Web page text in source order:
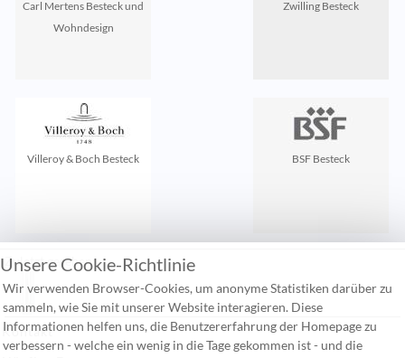
Carl Mertens Besteck und
Wohndesign
Zwilling Besteck
Villeroy & Boch Besteck BSF Besteck
Zuletzt gesehen:
Kontakt
Unsere Cookie-Richtlinie
Wir verwenden Browser-Cookies, um anonyme Statistiken darüber zu
sammeln, wie Sie mit unserer Website interagieren. Diese
Informationen helfen uns, die Benutzererfahrung der Homepage zu
verbessern - welche ein wenig in die Tage gekommen ist - und die